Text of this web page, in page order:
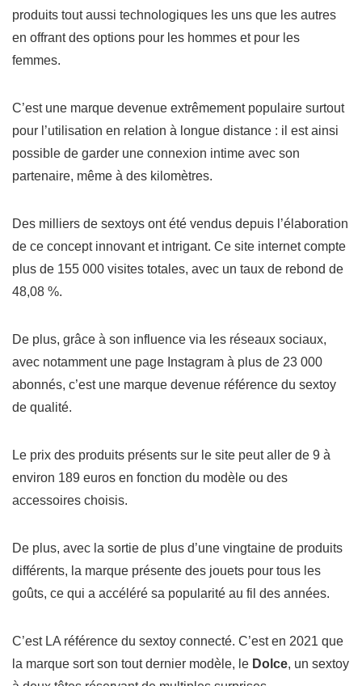
produits tout aussi technologiques les uns que les autres
en offrant des options pour les hommes et pour les
femmes.
C’est une marque devenue extrêmement populaire surtout
pour l’utilisation en relation à longue distance : il est ainsi
possible de garder une connexion intime avec son
partenaire, même à des kilomètres.
Des milliers de sextoys ont été vendus depuis l’élaboration
de ce concept innovant et intrigant. Ce site internet compte
plus de 155 000 visites totales, avec un taux de rebond de
48,08 %.
De plus, grâce à son influence via les réseaux sociaux,
avec notamment une page Instagram à plus de 23 000
abonnés, c’est une marque devenue référence du sextoy
de qualité.
Le prix des produits présents sur le site peut aller de 9 à
environ 189 euros en fonction du modèle ou des
accessoires choisis.
De plus, avec la sortie de plus d’une vingtaine de produits
différents, la marque présente des jouets pour tous les
goûts, ce qui a accéléré sa popularité au fil des années.
C’est LA référence du sextoy connecté. C’est en 2021 que
la marque sort son tout dernier modèle, le Dolce, un sextoy